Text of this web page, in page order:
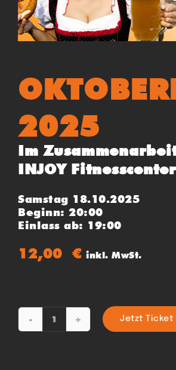
2025
Im
INJOY Fitnesscenter
Samstag 18.10.2025
Beginn: 20:00
Einlass ab: 19:00
12,00€ inkl. MwSt.
OKTOBERFEST
Jetzt Ticket